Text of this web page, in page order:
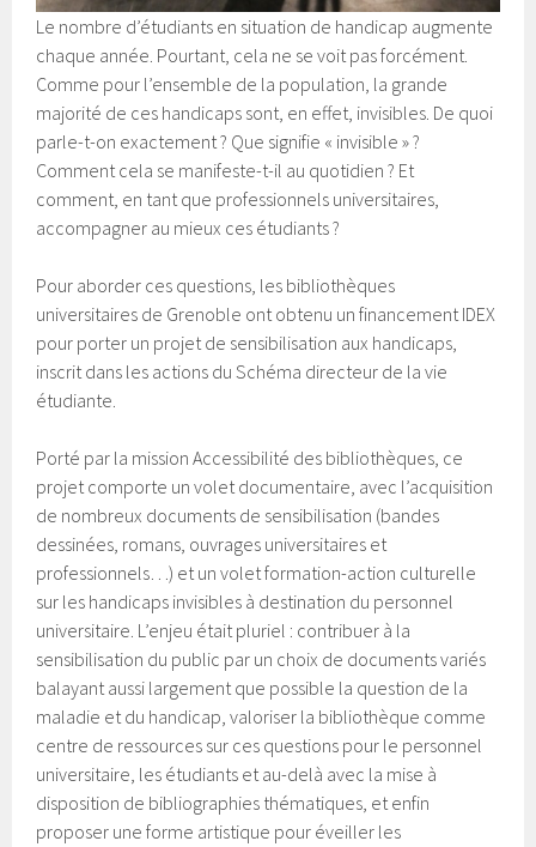
Le nombre d’étudiants en situation de handicap augmente
chaque année. Pourtant, cela ne se voit pas forcément.
Comme pour l’ensemble de la population, la grande
majorité de ces handicaps sont, en effet, invisibles. De quoi
parle-t-on exactement ? Que signifie « invisible » ?
Comment cela se manifeste-t-il au quotidien ? Et
comment, en tant que professionnels universitaires,
accompagner au mieux ces étudiants ?
Pour aborder ces questions, les bibliothèques
universitaires de Grenoble ont obtenu un financement IDEX
pour porter un projet de sensibilisation aux handicaps,
inscrit dans les actions du Schéma directeur de la vie
étudiante.
Porté par la mission Accessibilité des bibliothèques, ce
projet comporte un volet documentaire, avec l’acquisition
de nombreux documents de sensibilisation (bandes
dessinées, romans, ouvrages universitaires et
professionnels…) et un volet formation-action culturelle
sur les handicaps invisibles à destination du personnel
universitaire. L’enjeu était pluriel : contribuer à la
sensibilisation du public par un choix de documents variés
balayant aussi largement que possible la question de la
maladie et du handicap, valoriser la bibliothèque comme
centre de ressources sur ces questions pour le personnel
universitaire, les étudiants et au-delà avec la mise à
disposition de bibliographies thématiques, et enfin
proposer une forme artistique pour éveiller les